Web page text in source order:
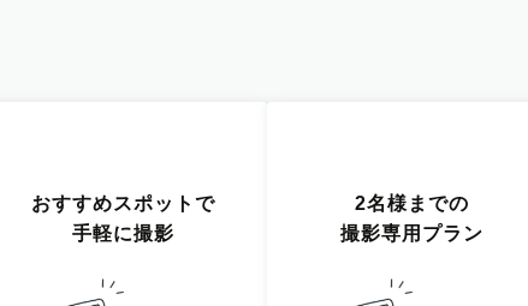
おすすめスポットで
手軽に撮影
2名様までの
撮影専用プラン